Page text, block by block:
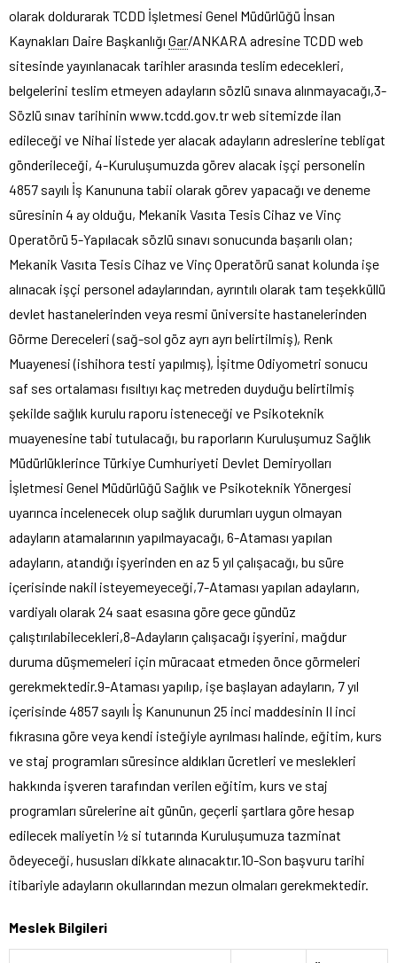
olarak doldurarak TCDD İşletmesi Genel Müdürlüğü İnsan
Kaynakları Daire Başkanlığı Gar/ANKARA adresine TCDD web
sitesinde yayınlanacak tarihler arasında teslim edecekleri,
belgelerini teslim etmeyen adayların sözlü sınava alınmayacağı,3-
Sözlü sınav tarihinin www.tcdd.gov.tr web sitemizde ilan
edileceği ve Nihai listede yer alacak adayların adreslerine tebligat
gönderileceği, 4-Kuruluşumuzda görev alacak işçi personelin
4857 sayılı İş Kanununa tabii olarak görev yapacağı ve deneme
süresinin 4 ay olduğu, Mekanik Vasıta Tesis Cihaz ve Vinç
Operatörü 5-Yapılacak sözlü sınavı sonucunda başarılı olan;
Mekanik Vasıta Tesis Cihaz ve Vinç Operatörü sanat kolunda işe
alınacak işçi personel adaylarından, ayrıntılı olarak tam teşekküllü
devlet hastanelerinden veya resmi üniversite hastanelerinden
Görme Dereceleri (sağ-sol göz ayrı ayrı belirtilmiş), Renk
Muayenesi (ishihora testi yapılmış), İşitme Odiyometri sonucu
saf ses ortalaması fısıltıyı kaç metreden duyduğu belirtilmiş
şekilde sağlık kurulu raporu isteneceği ve Psikoteknik
muayenesine tabi tutulacağı, bu raporların Kuruluşumuz Sağlık
Müdürlüklerince Türkiye Cumhuriyeti Devlet Demiryolları
İşletmesi Genel Müdürlüğü Sağlık ve Psikoteknik Yönergesi
uyarınca incelenecek olup sağlık durumları uygun olmayan
adayların atamalarının yapılmayacağı, 6-Ataması yapılan
adayların, atandığı işyerinden en az 5 yıl çalışacağı, bu süre
içerisinde nakil isteyemeyeceği,7-Ataması yapılan adayların,
vardiyalı olarak 24 saat esasına göre gece gündüz
çalıştırılabilecekleri,8-Adayların çalışacağı işyerini, mağdur
duruma düşmemeleri için müracaat etmeden önce görmeleri
gerekmektedir.9-Ataması yapılıp, işe başlayan adayların, 7 yıl
içerisinde 4857 sayılı İş Kanununun 25 inci maddesinin II inci
fıkrasına göre veya kendi isteğiyle ayrılması halinde, eğitim, kurs
ve staj programları süresince aldıkları ücretleri ve meslekleri
hakkında işveren tarafından verilen eğitim, kurs ve staj
programları sürelerine ait günün, geçerli şartlara göre hesap
edilecek maliyetin ½ si tutarında Kuruluşumuza tazminat
ödeyeceği, hususları dikkate alınacaktır.10-Son başvuru tarihi
itibariyle adayların okullarından mezun olmaları gerekmektedir.
Meslek Bilgileri